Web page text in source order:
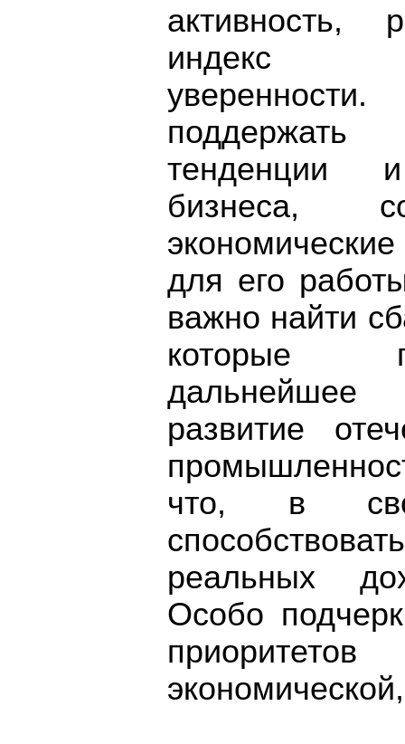
активность,
индекс
тенденции
бизнеса,
для его
важно найти
которые
развитие
что, в
реальных
Особо